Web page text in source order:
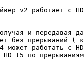
v2 работает с
и передавая
без прерываний
может работать c
HD t5 по